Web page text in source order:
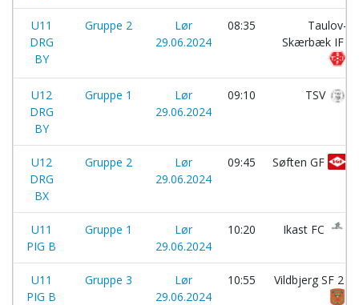
U11
DRG
BY
Gruppe 2
Lør
29.06.2024
08:35
Taulov-
Skærbæk IF
U12
DRG
BY
Gruppe 1
Lør
29.06.2024
09:10 TSV
U12
DRG
BX
Gruppe 2
Lør
29.06.2024
09:45 Søften GF
U11
PIG B
Gruppe 1
Lør
29.06.2024
10:20 Ikast FC
U11
PIG B
Gruppe 3
Lør
29.06.2024
10:55 Vildbjerg SF 2